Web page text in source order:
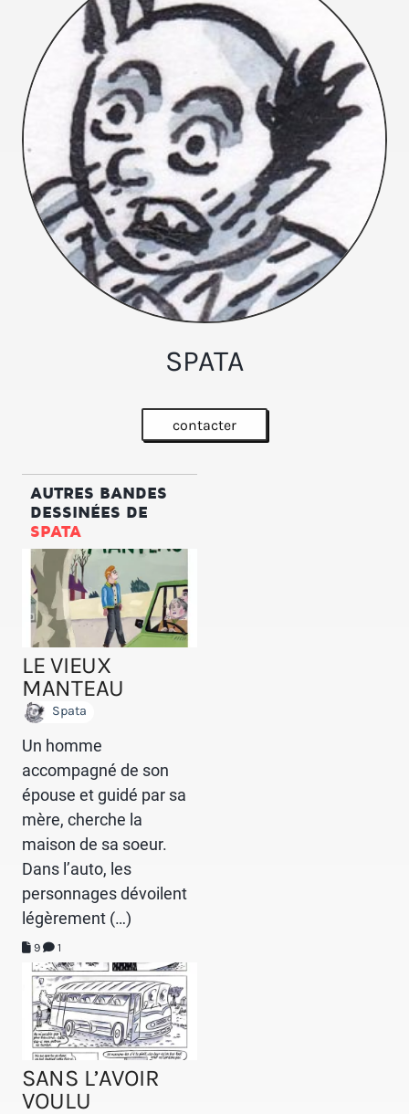
SPATA
contacter
AUTRES BANDES
DESSINÉES DE
SPATA
LE VIEUX
MANTEAU
Spata
Un homme
accompagné de son
épouse et guidé par sa
mère, cherche la
maison de sa soeur.
Dans l’auto, les
personnages dévoilent
légèrement (…)
9 1
SANS L’AVOIR
VOULU